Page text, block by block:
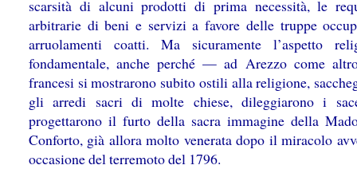
scarsità di alcuni prodotti di prima necessità, le
arbitrarie di beni e servizi a favore delle truppe
arruolamenti coatti. Ma sicuramente l’aspetto
fondamentale, anche perché — ad Arezzo come
francesi si mostrarono subito ostili alla religione,
gli arredi sacri di molte chiese, dileggiarono i
progettarono il furto della sacra immagine della
Conforto, già allora molto venerata dopo il miracolo
occasione del terremoto del 1796.